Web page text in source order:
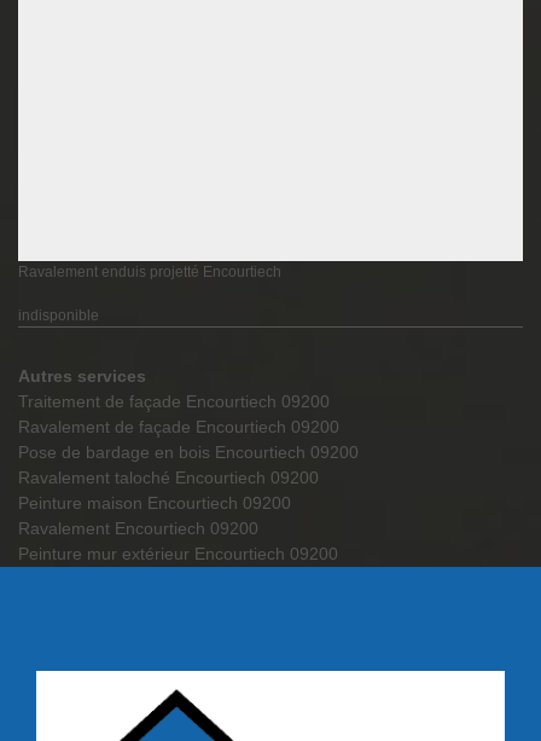
Ravalement enduis projetté Encourtiech
indisponible
Autres services
Traitement de façade Encourtiech 09200
Ravalement de façade Encourtiech 09200
Pose de bardage en bois Encourtiech 09200
Ravalement taloché Encourtiech 09200
Peinture maison Encourtiech 09200
Ravalement Encourtiech 09200
Peinture mur extérieur Encourtiech 09200